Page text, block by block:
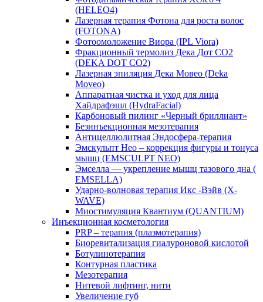
(HELEO4)
Лазерная терапия Фотона для роста волос
(FOTONA)
Фотоомоложение Виора (IPL Viora)
Фракционный термолиз Дека Дот СО2
(DEKA DOT CO2)
Лазерная эпиляция Дека Мовео (Deka
Moveo)
Аппаратная чистка и уход для лица
Хайдрафэшл (HydraFacial)
Карбоновый пилинг «Черный бриллиант»
Безинъекционная мезотерапия
Антицеллюлитная Эндосфера-терапия
Эмскульпт Нео – коррекция фигуры и тонуса
мышц (EMSCULPT NEO)
Эмселла — укрепление мышц тазового дна (
EMSELLA)
Ударно-волновая терапия Икс -Вэйв (X-
WAVE)
Миостимуляция Квантиум (QUANTIUM)
Инъекционная косметология
PRP – терапия (плазмотерапия)
Биоревитализация гиалуроновой кислотой
Ботулинотерапия
Контурная пластика
Мезотерапия
Нитевой лифтинг, нити
Увеличение губ